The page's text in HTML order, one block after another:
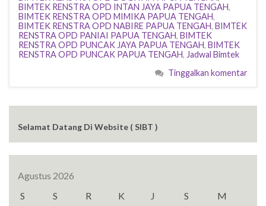
BIMTEK RENSTRA OPD INTAN JAYA PAPUA TENGAH,
BIMTEK RENSTRA OPD MIMIKA PAPUA TENGAH,
BIMTEK RENSTRA OPD NABIRE PAPUA TENGAH, BIMTEK
RENSTRA OPD PANIAI PAPUA TENGAH, BIMTEK
RENSTRA OPD PUNCAK JAYA PAPUA TENGAH, BIMTEK
RENSTRA OPD PUNCAK PAPUA TENGAH, Jadwal Bimtek
Tinggalkan komentar
Selamat Datang Di Website ( SIBT )
Agustus 2026
S
S R K J S
M